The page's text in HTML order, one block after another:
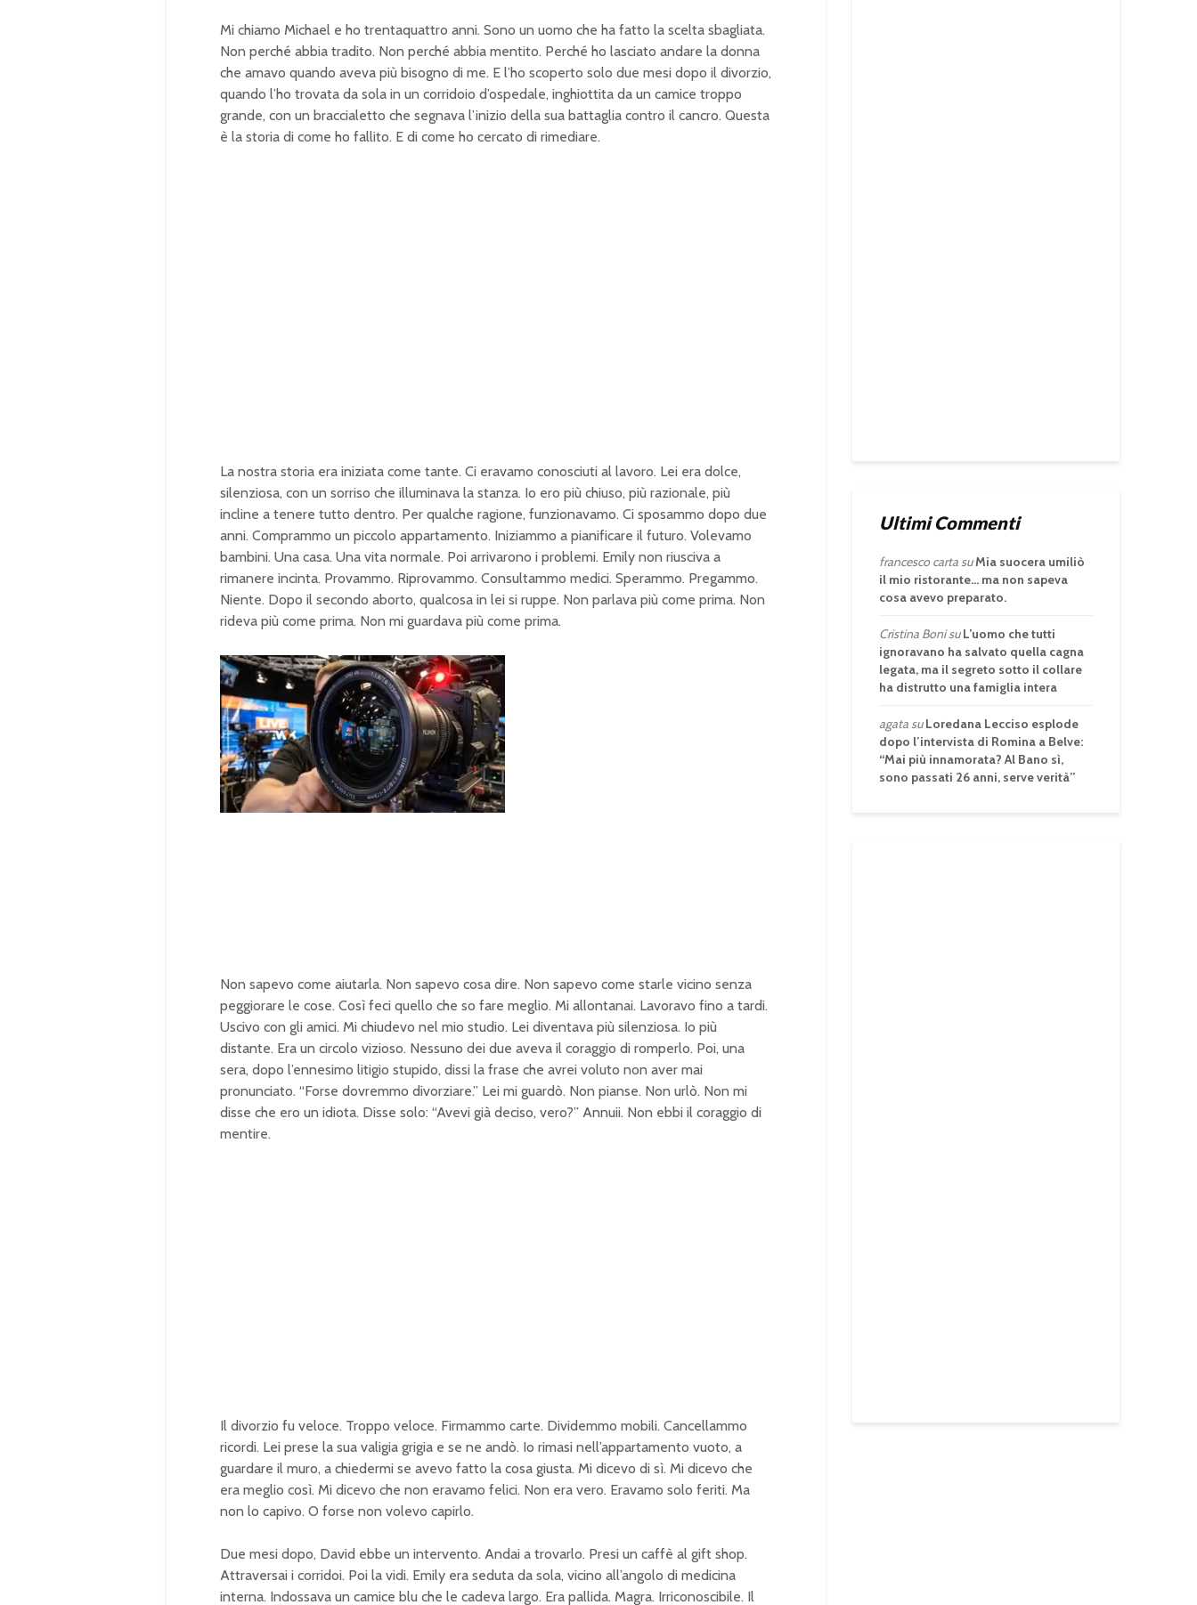
Mi chiamo Michael e ho trentaquattro anni. Sono un uomo che ha fatto la scelta sbagliata.
Non perché abbia tradito. Non perché abbia mentito. Perché ho lasciato andare la donna
che amavo quando aveva più bisogno di me. E l’ho scoperto solo due mesi dopo il divorzio,
quando l’ho trovata da sola in un corridoio d’ospedale, inghiottita da un camice troppo
grande, con un braccialetto che segnava l’inizio della sua battaglia contro il cancro. Questa
è la storia di come ho fallito. E di come ho cercato di rimediare.
La nostra storia era iniziata come tante. Ci eravamo conosciuti al lavoro. Lei era dolce,
silenziosa, con un sorriso che illuminava la stanza. Io ero più chiuso, più razionale, più
incline a tenere tutto dentro. Per qualche ragione, funzionavamo. Ci sposammo dopo due
anni. Comprammo un piccolo appartamento. Iniziammo a pianificare il futuro. Volevamo
bambini. Una casa. Una vita normale. Poi arrivarono i problemi. Emily non riusciva a
rimanere incinta. Provammo. Riprovammo. Consultammo medici. Sperammo. Pregammo.
Niente. Dopo il secondo aborto, qualcosa in lei si ruppe. Non parlava più come prima. Non
rideva più come prima. Non mi guardava più come prima.
n
m
o
Non sapevo come aiutarla. Non sapevo cosa dire. Non sapevo come starle vicino senza
peggiorare le cose. Così feci quello che so fare meglio. Mi allontanai. Lavoravo fino a tardi.
Uscivo con gli amici. Mi chiudevo nel mio studio. Lei diventava più silenziosa. Io più
distante. Era un circolo vizioso. Nessuno dei due aveva il coraggio di romperlo. Poi, una
sera, dopo l’ennesimo litigio stupido, dissi la frase che avrei voluto non aver mai
pronunciato. “Forse dovremmo divorziare.” Lei mi guardò. Non pianse. Non urlò. Non mi
disse che ero un idiota. Disse solo: “Avevi già deciso, vero?” Annuii. Non ebbi il coraggio di
mentire.
Il divorzio fu veloce. Troppo veloce. Firmammo carte. Dividemmo mobili. Cancellammo
ricordi. Lei prese la sua valigia grigia e se ne andò. Io rimasi nell’appartamento vuoto, a
guardare il muro, a chiedermi se avevo fatto la cosa giusta. Mi dicevo di sì. Mi dicevo che
era meglio così. Mi dicevo che non eravamo felici. Non era vero. Eravamo solo feriti. Ma
non lo capivo. O forse non volevo capirlo.
Due mesi dopo, David ebbe un intervento. Andai a trovarlo. Presi un caffè al gift shop.
Attraversai i corridoi. Poi la vidi. Emily era seduta da sola, vicino all’angolo di medicina
interna. Indossava un camice blu che le cadeva largo. Era pallida. Magra. Irriconoscibile. Il
Ultimi Commenti
francesco cartasuMia suocera umiliò
il mio ristorante… ma non sapeva
cosa avevo preparato.
Cristina BonisuL’uomo che tutti
ignoravano ha salvato quella cagna
legata, ma il segreto sotto il collare
ha distrutto una famiglia intera
agatasuLoredana Lecciso esplode
dopo l’intervista di Romina a Belve:
“Mai più innamorata? Al Bano sì,
sono passati 26 anni, serve verità”